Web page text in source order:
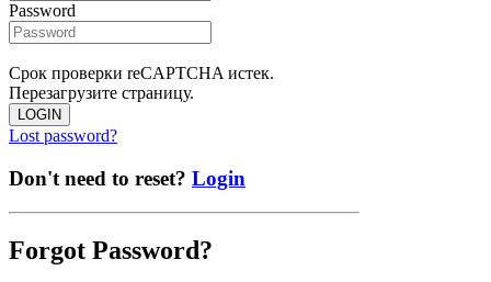
Password
Срок проверки reCAPTCHA истек.
Перезагрузите страницу.
LOGIN
Lost password?
Don't need to reset? Login
Forgot Password?